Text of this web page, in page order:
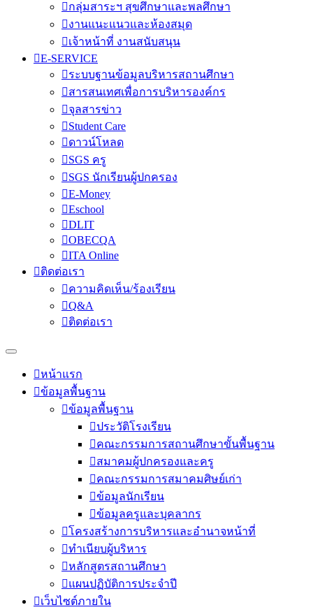
กลุ่มสาระฯ สุขศึกษาและพลศึกษา
งานแนะแนวและห้องสมุด
เจ้าหน้าที่ งานสนับสนุน
E-SERVICE
ระบบฐานข้อมูลบริหารสถานศึกษา
สารสนเทศเพื่อการบริหารองค์กร
จุลสารข่าว
Student Care
ดาวน์โหลด
SGS ครู
SGS นักเรียนผู้ปกครอง
E-Money
Eschool
DLIT
OBECQA
ITA Online
ติดต่อเรา
ความคิดเห็น/ร้องเรียน
Q&A
ติดต่อเรา
หน้าแรก
ข้อมูลพื้นฐาน
ข้อมูลพื้นฐาน
ประวัติโรงเรียน
คณะกรรมการสถานศึกษาขั้นพื้นฐาน
สมาคมผู้ปกครองและครู
คณะกรรมการสมาคมศิษย์เก่า
ข้อมูลนักเรียน
ข้อมูลครูและบุคลากร
โครงสร้างการบริหารและอำนาจหน้าที่
ทำเนียบผู้บริหาร
หลักสูตรสถานศึกษา
แผนปฏิบัติการประจำปี
เว็บไซต์ภายใน